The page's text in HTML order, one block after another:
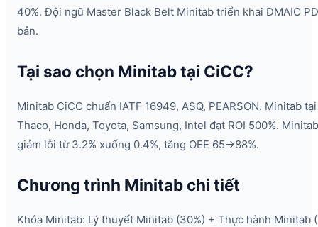
40%. Đội ngũ Master Black Belt Minitab triển khai DMAIC
bản.
Tại sao chọn Minitab tại CiCC?
Minitab CiCC chuẩn IATF 16949, ASQ, PEARSON. Minitab
Thaco, Honda, Toyota, Samsung, Intel đạt ROI 500%.
giảm lỗi từ 3.2% xuống 0.4%, tăng OEE 65→88%.
Chương trình Minitab chi tiết
Khóa Minitab: Lý thuyết Minitab (30%) + Thực hành Minitab